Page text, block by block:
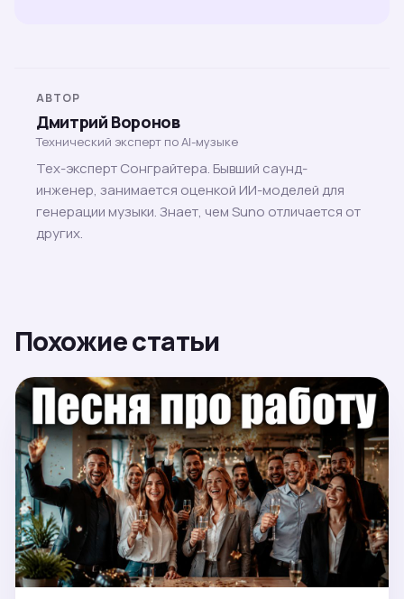
АВТОР
Дмитрий Воронов
Технический эксперт по AI-музыке
Тех-эксперт Сонграйтера. Бывший саунд-
инженер, занимается оценкой ИИ-моделей для
генерации музыки. Знает, чем Suno отличается от
других.
Похожие статьи